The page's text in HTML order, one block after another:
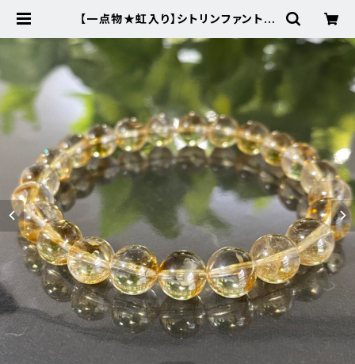
【一点物★虹入り】シトリンファントム
ストーン新品 | Noah's Stone ～
パワーストーン・天然石SHOP～